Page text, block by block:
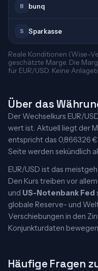
B bunq
S Sparkasse
Reale Konditionen (Wise-
geschätzte Marge. Die
für EUR/USD. Keine
Über das
Der Wechselkurs EUR/
wert ist. Aktuell liegt der
entspricht das 0,866326
Seite werden sekündlich
EUR/USD ist das
Den Kurs treiben vor
und US-Notenbank Fed
globale Reserve- und
Verschiebungen in den
Konjunkturdaten
Häufige Fragen